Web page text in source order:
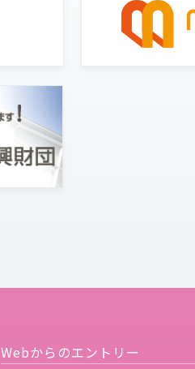
Webからのエントリー